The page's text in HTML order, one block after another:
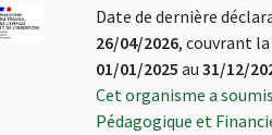
Date de dernière
26/04/2026, couvrant
01/01/2025 au 31/12/
Cet organisme a
Pédagogique et